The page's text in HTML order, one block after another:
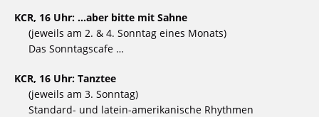
KCR, 16 Uhr: …aber bitte mit Sahne
(jeweils am 2. & 4. Sonntag eines Monats)
Das Sonntagscafe …
KCR, 16 Uhr: Tanztee
(jeweils am 3. Sonntag)
Standard- und latein-amerikanische Rhythmen